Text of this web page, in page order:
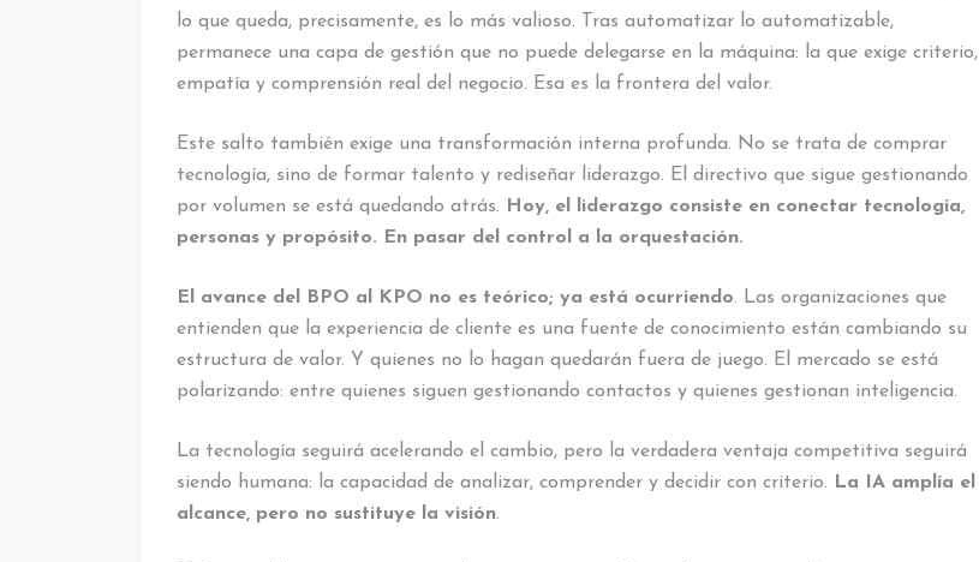
lo que queda, precisamente, es lo más valioso. Tras automatizar lo automatizable,
permanece una capa de gestión que no puede delegarse en la máquina: la que exige criterio,
empatía y comprensión real del negocio. Esa es la frontera del valor.
Este salto también exige una transformación interna profunda. No se trata de comprar
tecnología, sino de formar talento y rediseñar liderazgo. El directivo que sigue gestionando
por volumen se está quedando atrás.
Hoy, el liderazgo consiste en conectar tecnología,
personas y propósito. En pasar del control a la orquestación.
El avance del BPO al KPO no es teórico; ya está ocurriendo. Las organizaciones que
entienden que la experiencia de cliente es una fuente de conocimiento están cambiando su
estructura de valor. Y quienes no lo hagan quedarán fuera de juego. El mercado se está
polarizando: entre quienes siguen gestionando contactos y quienes gestionan inteligencia.
La tecnología seguirá acelerando el cambio, pero la verdadera ventaja competitiva seguirá
siendo humana: la capacidad de analizar, comprender y decidir con criterio.
La IA amplía el
alcance, pero no sustituye la visión.